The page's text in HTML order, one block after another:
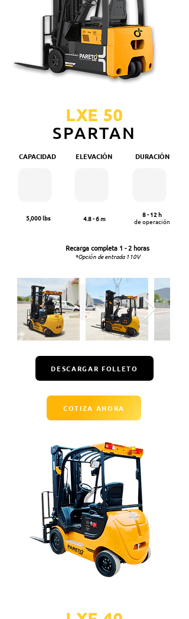
LXE 50
SPARTAN
CAPACIDAD
5,000 lbs
ELEVACIÓN
4.8 - 6 m
DURACIÓN
8 - 12 h
de operación
Recarga completa 1 - 2 horas
*Opción de entrada 110V
DESCARGAR FOLLETO
COTIZA AHORA